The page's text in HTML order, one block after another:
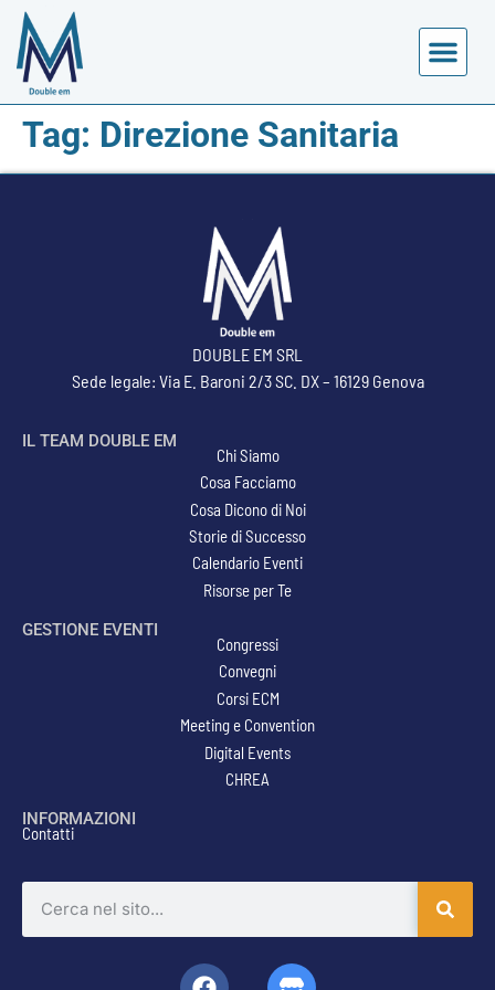
Tag: Direzione Sanitaria
DOUBLE EM SRL
Sede legale: Via E. Baroni 2/3 SC. DX – 16129 Genova
IL TEAM DOUBLE EM
Chi Siamo
Cosa Facciamo
Cosa Dicono di Noi
Storie di Successo
Calendario Eventi
Risorse per Te
GESTIONE EVENTI
Congressi
Convegni
Corsi ECM
Meeting e Convention
Digital Events
CHREA
INFORMAZIONI
Contatti